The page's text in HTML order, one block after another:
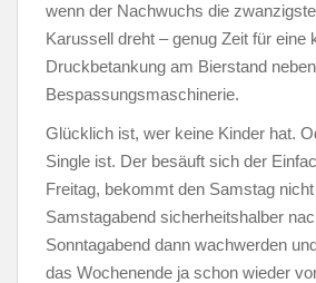
wenn der Nachwuchs die
Karussell dreht – genug Zeit für eine
Druckbetankung am Bierstand
Bespassungsmaschinerie.
Glücklich ist, wer keine Kinder hat.
Single ist. Der besäuft sich der
Freitag, bekommt den Samstag
Samstagabend sicherheitshalber
Sonntagabend dann wachwerden
das Wochenende ja schon wieder